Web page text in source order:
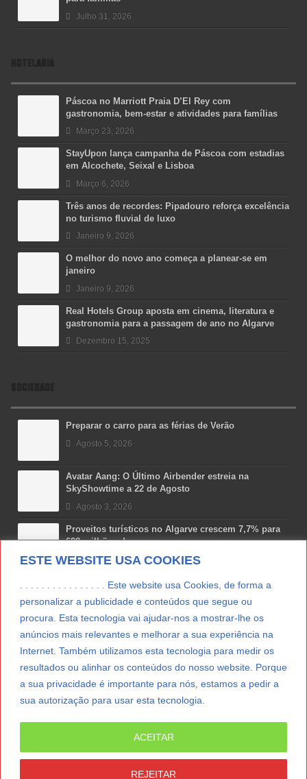
ESTE WEBSITE USA COOKIES
. . . . . . . . . . . . . . . . Este website usa Cookies, de forma a
personalizar a publicidade e conteúdos que segue ou
procura. Esta tecnologia vai ajudar-nos a mostrar-lhe os
anúncios mais relevantes e melhorar a sua experiência na
Internet. Também utilizamos esta tecnologia para medir os
resultados ou alinhar os conteúdos do nosso website. Porque
a sua privacidade é importante para nós, estamos a pedir a
sua autorização para usar esta tecnologia.
REJEITAR
ACEITAR
Julho 31, 2026
HOTELARIA
Páscoa no Marriott Praia D’El Rey com
gastronomia, bem-estar e atividades para famílias
Março 23, 2026
StayUpon lança campanha de Páscoa com estadias
em Alcochete, Seixal e Lisboa
Março 6, 2026
Três anos de recordes: Pipadouro reforça excelência
no turismo fluvial de luxo
Janeiro 9, 2026
O melhor do novo ano começa a planear-se em
janeiro
Janeiro 9, 2026
Real Hotels Group aposta em cinema, literatura e
gastronomia para a passagem de ano no Algarve
Dezembro 15, 2025
SOCIEDADE
Preparar o carro para as férias de Verão
Agosto 5, 2026
Avatar Aang: O Último Airbender estreia na
SkyShowtime a 22 de Agosto
Agosto 3, 2026
Proveitos turísticos no Algarve crescem 7,7% para
698 milhões de euros
Julho 31, 2026
Costa Boal Branco 2025: nova colheita reforça
Novas 7 Maravilhas de Portugal: Setúbal recebe
final regional da Grande Lisboa
Julho 29, 2026